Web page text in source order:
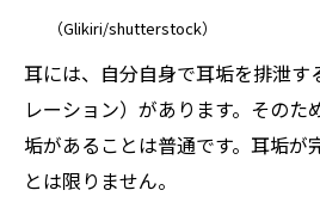
（Glikiri/shutterstock）
耳には、自分自身で耳垢を排泄
レーション）があります。そのた
垢があることは普通です。耳垢が
とは限りません。